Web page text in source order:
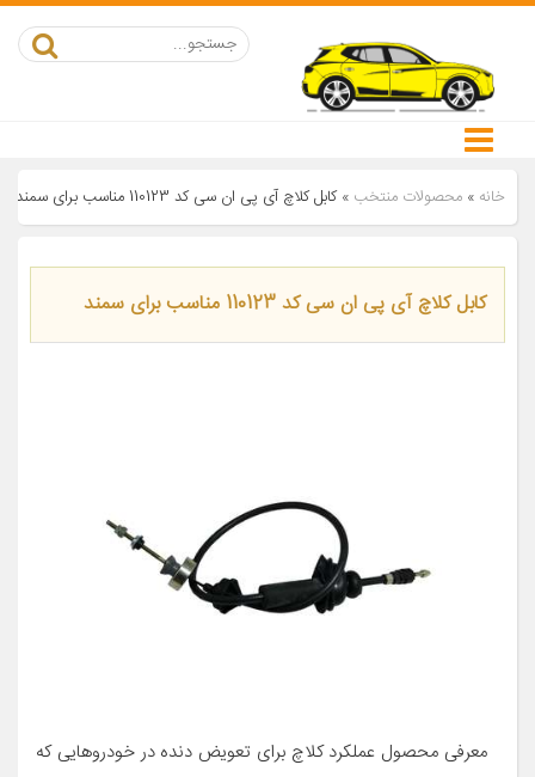
خانه » محصولات منتخب »کابل کلاچ آی پی ان سی کد 110123 مناسب برای سمند
کابل کلاچ آی پی ان سی کد 110123 مناسب برای سمند
معرفی محصول عملکرد کلاچ برای تعویض دنده در خودروهایی که